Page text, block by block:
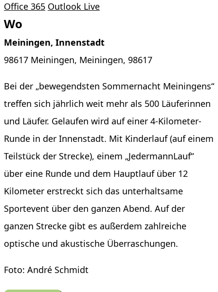
Office 365 Outlook Live
Wo
Meiningen, Innenstadt
98617 Meiningen, Meiningen, 98617
Bei der „bewegendsten Sommernacht Meiningens“
treffen sich jährlich weit mehr als 500 Läuferinnen
und Läufer. Gelaufen wird auf einer 4-Kilometer-
Runde in der Innenstadt. Mit Kinderlauf (auf einem
Teilstück der Strecke), einem „JedermannLauf“
über eine Runde und dem Hauptlauf über 12
Kilometer erstreckt sich das unterhaltsame
Sportevent über den ganzen Abend. Auf der
ganzen Strecke gibt es außerdem zahlreiche
optische und akustische Überraschungen.
Foto: André Schmidt